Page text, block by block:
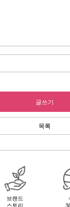
글쓰기
목록
브랜드
스토리